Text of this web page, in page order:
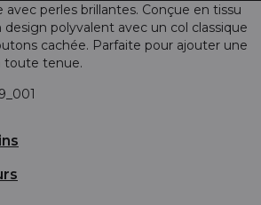
perles brillantes. Conçue en tissu
polyvalent avec un col classique
cachée. Parfaite pour ajouter une
toute tenue.